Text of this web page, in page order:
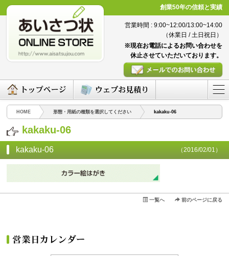
創業50年の信頼と実績
営業時間 : 9:00~12:00/13:00~14:00
（休業日 / 土日祝日）
※現在お電話によるお問い合わせを
休止させていただいております。
HOME 形態・用紙の種類を選択してください kakaku-06
kakaku-06
kakaku-06 （2016/02/01）
一覧へ 前のページに戻る